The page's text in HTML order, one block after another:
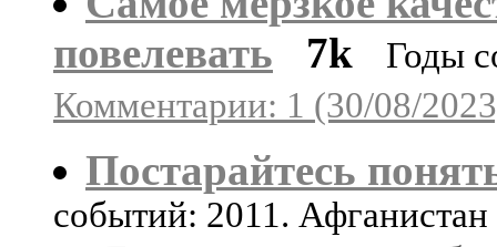
повелевать
7k
Годы
Комментарии: 1 (30/08/
Постарайтесь
событий: 2011. Афганистан